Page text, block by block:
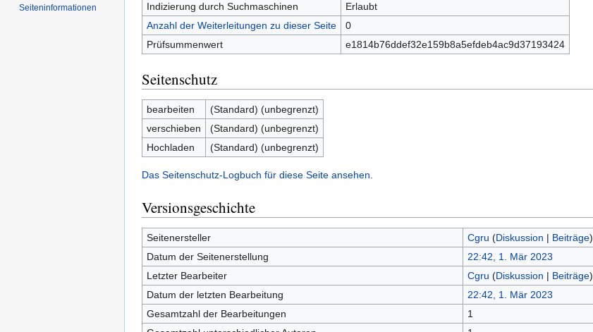
Indizierung durch Suchmaschinen
Erlaubt
Anzahl der Weiterleitungen zu dieser Seite
0
Prüfsummenwert
e1814b76ddef32e159b8a5efdeb4ac9d37193424
Seitenschutz
bearbeiten
(Standard) (unbegrenzt)
verschieben
(Standard) (unbegrenzt)
Hochladen
(Standard) (unbegrenzt)
Das Seitenschutz-Logbuch für diese Seite ansehen.
Versionsgeschichte
Seitenersteller Cgru (Diskussion | Beiträge)
Datum der Seitenerstellung
22:42, 1. Mär 2023
Letzter Bearbeiter
Cgru (Diskussion | Beiträge)
Datum der letzten Bearbeitung
22:42, 1. Mär 2023
Gesamtzahl der Bearbeitungen
1
Seiten­­informationen